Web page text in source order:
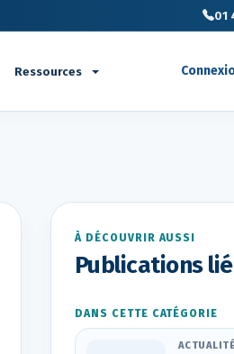
01
Ressources
À DÉCOUVRIR AUSSI
Publications
DANS CETTE CATÉGORIE